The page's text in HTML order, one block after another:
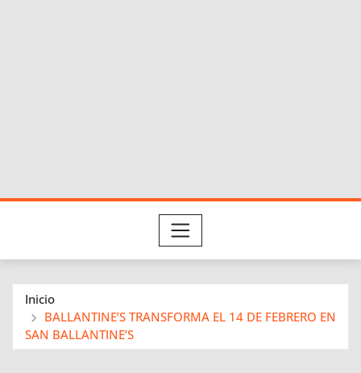
Inicio
BALLANTINE’S TRANSFORMA EL 14 DE FEBRERO EN
SAN BALLANTINE’S